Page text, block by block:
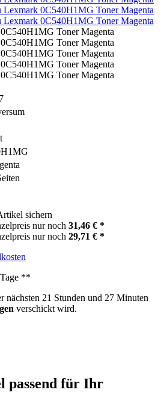
sichern
nur noch 31,46 € *
nur noch 29,71 € *
**
nächsten 21 Stunden und 27 Minuten
verschickt wird.
passend für Ihr